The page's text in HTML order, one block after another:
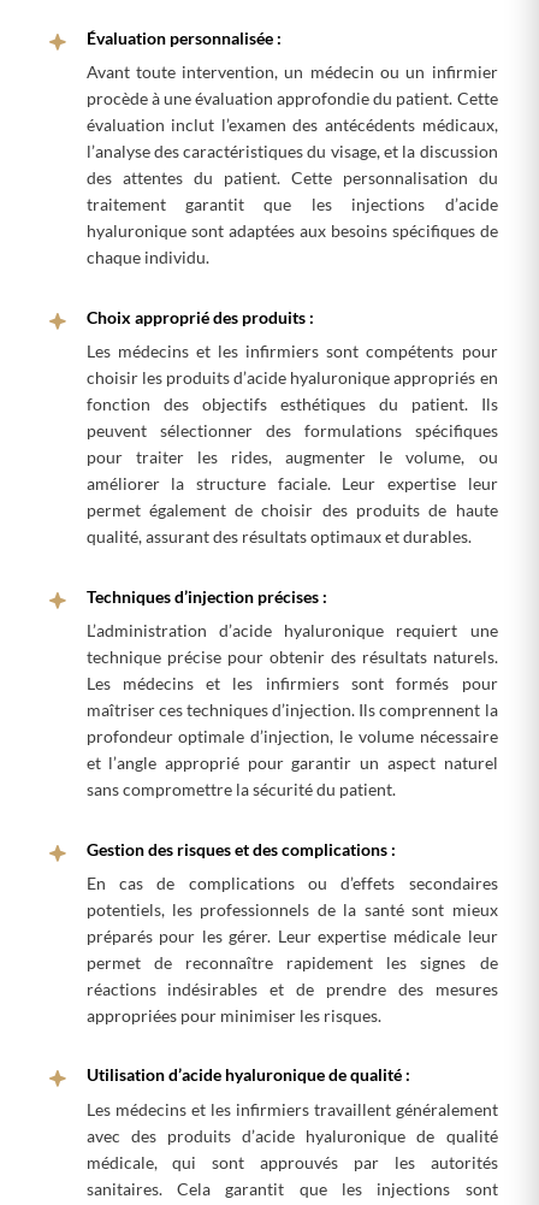
Évaluation personnalisée :
Avant toute intervention, un médecin ou un infirmier
procède à une évaluation approfondie du patient. Cette
évaluation inclut l’examen des antécédents médicaux,
l’analyse des caractéristiques du visage, et la discussion
des attentes du patient. Cette personnalisation du
traitement garantit que les injections d’acide
hyaluronique sont adaptées aux besoins spécifiques de
chaque individu.
Choix approprié des produits :
Les médecins et les infirmiers sont compétents pour
choisir les produits d’acide hyaluronique appropriés en
fonction des objectifs esthétiques du patient. Ils
peuvent sélectionner des formulations spécifiques
pour traiter les rides, augmenter le volume, ou
améliorer la structure faciale. Leur expertise leur
permet également de choisir des produits de haute
qualité, assurant des résultats optimaux et durables.
Techniques d’injection précises :
L’administration d’acide hyaluronique requiert une
technique précise pour obtenir des résultats naturels.
Les médecins et les infirmiers sont formés pour
maîtriser ces techniques d’injection. Ils comprennent la
profondeur optimale d’injection, le volume nécessaire
et l’angle approprié pour garantir un aspect naturel
sans compromettre la sécurité du patient.
Gestion des risques et des complications :
En cas de complications ou d’effets secondaires
potentiels, les professionnels de la santé sont mieux
préparés pour les gérer. Leur expertise médicale leur
permet de reconnaître rapidement les signes de
réactions indésirables et de prendre des mesures
appropriées pour minimiser les risques.
Utilisation d’acide hyaluronique de qualité :
Les médecins et les infirmiers travaillent généralement
avec des produits d’acide hyaluronique de qualité
médicale, qui sont approuvés par les autorités
sanitaires. Cela garantit que les injections sont